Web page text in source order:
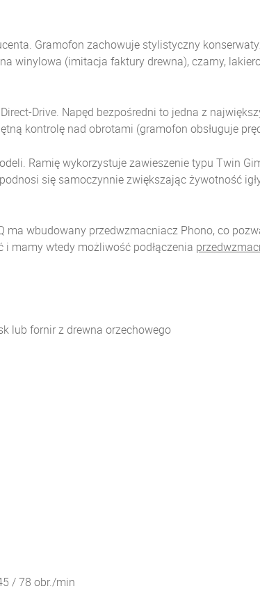
Gramofon zachowuje stylistyczny
winylowa (imitacja faktury drewna), czarny,
Drive. Napęd bezpośredni to jedna z
kontrolę nad obrotami (gramofon obsługuje
Ramię wykorzystuje zawieszenie typu Twin
się samoczynnie zwiększając żywotność
wbudowany przedwzmacniacz Phono, co
mamy wtedy możliwość podłączenia
lub fornir z drewna orzechowego
/ 78 obr./min